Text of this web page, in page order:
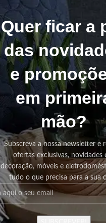
Quer ficar a
das
e
em
mão?
Subscreva a nossa newsletter e
ofertas exclusivas, novidades
decoração, móveis e
tudo o que precisa para a sua